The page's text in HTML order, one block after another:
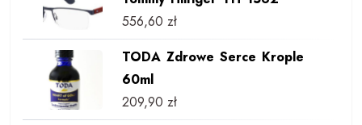
556,60 zł
TODA Zdrowe Serce Krople
60ml
209,90 zł